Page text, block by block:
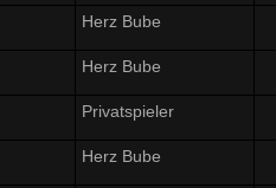
Herz Bube
Herz Bube
Privatspieler
Herz Bube